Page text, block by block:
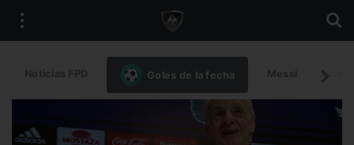
Goles de la fecha